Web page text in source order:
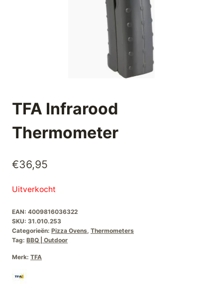
TFA Infrarood
Thermometer
€36,95
Uitverkocht
EAN: 4009816036322
SKU: 31.010.253
Categorieën: Pizza Ovens, Thermometers
Tag: BBQ | Outdoor
Merk: TFA